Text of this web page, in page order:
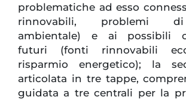
problematiche ad esso
rinnovabili, problemi
ambientale) e ai possibili
futuri (fonti rinnovabili
risparmio energetico); la
articolata in tre tappe,
guidata a tre centrali per la